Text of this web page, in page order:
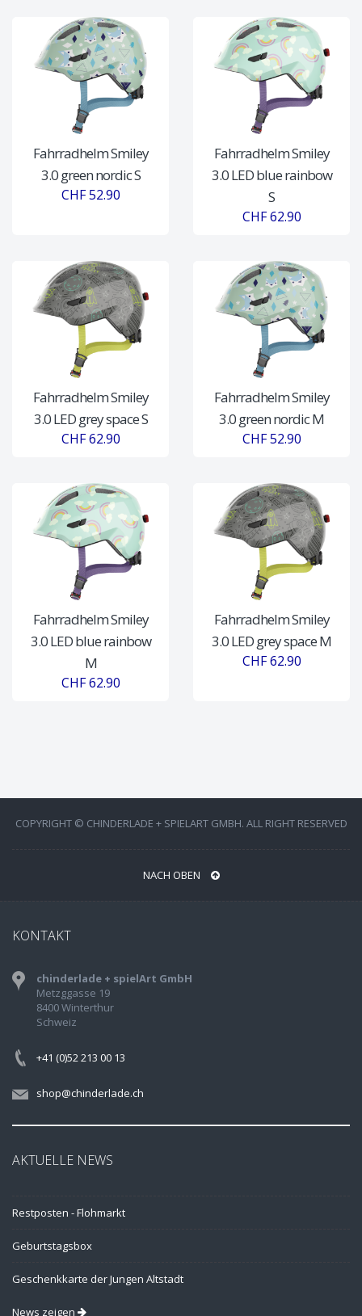
Fahrradhelm Smiley
3.0 green nordic S
CHF 52.90
Fahrradhelm Smiley
3.0 LED blue rainbow
S
CHF 62.90
Fahrradhelm Smiley
3.0 LED grey space S
CHF 62.90
Fahrradhelm Smiley
3.0 green nordic M
CHF 52.90
Fahrradhelm Smiley
3.0 LED blue rainbow
M
CHF 62.90
Fahrradhelm Smiley
3.0 LED grey space M
CHF 62.90
COPYRIGHT © CHINDERLADE + SPIELART GMBH. ALL RIGHT RESERVED
NACH OBEN
KONTAKT
chinderlade + spielArt GmbH
Metzggasse 19
8400 Winterthur
Schweiz
+41 (0)52 213 00 13
shop@chinderlade.ch
AKTUELLE NEWS
Restposten - Flohmarkt
Geburtstagsbox
Geschenkkarte der Jungen Altstadt
News zeigen